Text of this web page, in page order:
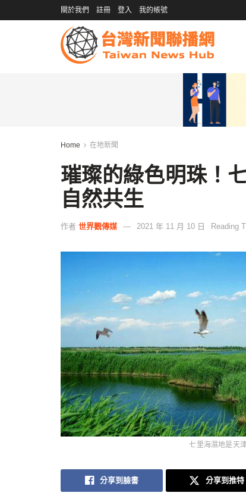
關於我們 註冊 登入 我的帳號
Home 在地新聞
璀璨的綠色明珠！
自然共生
作者 世界觀傳媒 2021 年 11 月 10 日 Reading
七里海濕地是天
分享到臉書 分享到推特